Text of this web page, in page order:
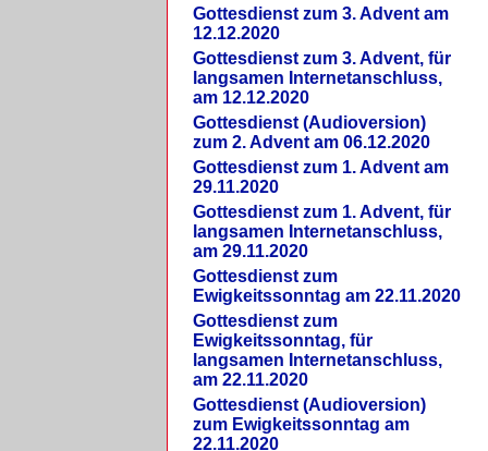
Gottesdienst zum 3. Advent am
12.12.2020
Gottesdienst zum 3. Advent, für
langsamen Internetanschluss,
am 12.12.2020
Gottesdienst (Audioversion)
zum 2. Advent am 06.12.2020
Gottesdienst zum 1. Advent am
29.11.2020
Gottesdienst zum 1. Advent, für
langsamen Internetanschluss,
am 29.11.2020
Gottesdienst zum
Ewigkeitssonntag am 22.11.2020
Gottesdienst zum
Ewigkeitssonntag, für
langsamen Internetanschluss,
am 22.11.2020
Gottesdienst (Audioversion)
zum Ewigkeitssonntag am
22.11.2020